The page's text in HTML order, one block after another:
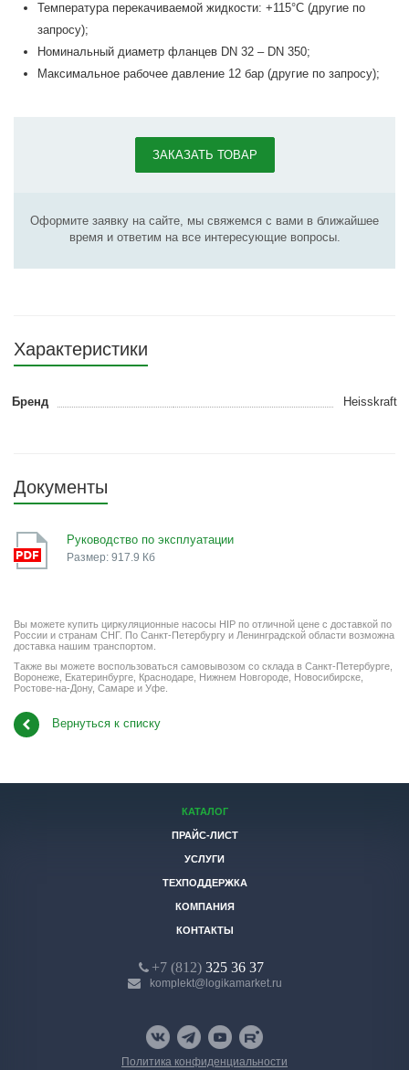
Температура перекачиваемой жидкости: +115°С (другие по
запросу);
Номинальный диаметр фланцев DN 32 – DN 350;
Максимальное рабочее давление 12 бар (другие по запросу);
ЗАКАЗАТЬ ТОВАР
Оформите заявку на сайте, мы свяжемся с вами в ближайшее
время и ответим на все интересующие вопросы.
Характеристики
Бренд Heisskraft
Документы
Руководство по эксплуатации
Размер: 917.9 Кб
Вы можете купить циркуляционные насосы HIP по отличной цене с доставкой по
России и странам СНГ. По Санкт-Петербургу и Ленинградской области возможна
доставка нашим транспортом.
Также вы можете воспользоваться самовывозом со склада в Санкт-Петербурге,
Воронеже, Екатеринбурге, Краснодаре, Нижнем Новгороде, Новосибирске,
Ростове-на-Дону, Самаре и Уфе.
Вернуться к списку
КАТАЛОГ
ПРАЙС-ЛИСТ
УСЛУГИ
ТЕХПОДДЕРЖКА
КОМПАНИЯ
КОНТАКТЫ
+7 (812) 325 36 37
komplekt@logikamarket.ru
Политика конфиденциальности